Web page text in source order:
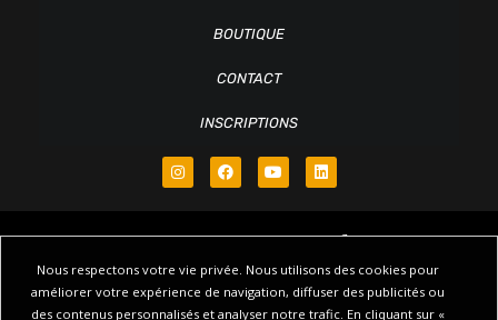
BOUTIQUE
CONTACT
INSCRIPTIONS
Nous respectons votre vie privée. Nous utilisons des cookies pour
améliorer votre expérience de navigation, diffuser des publicités ou
des contenus personnalisés et analyser notre trafic. En cliquant sur «